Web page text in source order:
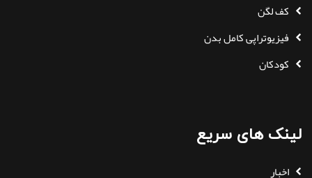
کف لگن
فیزیوتراپی کامل بدن
کودکان
لینک های سریع
اخبار